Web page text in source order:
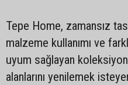
Tepe Home, zamansız
malzeme kullanımı ve
uyum sağlayan
alanlarını yenilemek